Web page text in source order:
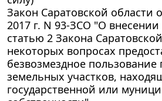
Закон Саратовской области
2017 г. N 93-ЗСО "О
статью 2 Закона
некоторых вопросах
безвозмездное пользование
земельных участков,
государственной или